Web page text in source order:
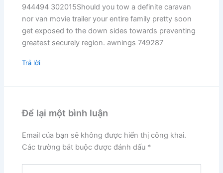
944494 302015Should you tow a definite caravan
nor van movie trailer your entire family pretty soon
get exposed to the down sides towards preventing
greatest securely region. awnings 749287
Trả lời
Để lại một bình luận
Email của bạn sẽ không được hiển thị công khai.
Các trường bắt buộc được đánh dấu *